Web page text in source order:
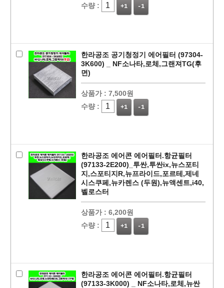
수량 :
+1 -1
한라공조 공기청정기 에어필터 (97304-
3K600) _ NF소나타,로체,그랜져TG(후
면)
상품가 : 7,500원
수량 :
+1 -1
한라공조 에어콘 에어필터.항균필터
(97133-2E200)_투싼,투싼ix,뉴스포티
지,스포티지R,뉴프라이드,포르테,제네
시스쿠페,뉴카렌스 (두원),뉴액센트,i40,
벨로스터
상품가 : 6,200원
수량 :
+1 -1
한라공조 에어콘 에어필터.항균필터
(97133-3K000) _ NF소나타,로체,뉴싼